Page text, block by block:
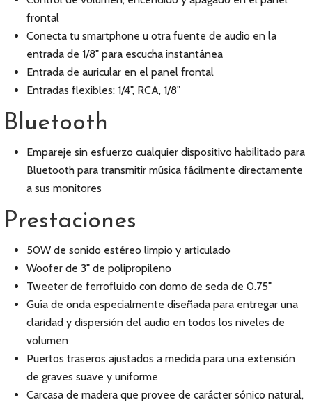
frontal
Conecta tu smartphone u otra fuente de audio en la
entrada de 1/8" para escucha instantánea
Entrada de auricular en el panel frontal
Entradas flexibles: 1/4", RCA, 1/8"
Bluetooth
Empareje sin esfuerzo cualquier dispositivo habilitado para
Bluetooth para transmitir música fácilmente directamente
a sus monitores
Prestaciones
50W de sonido estéreo limpio y articulado
Woofer de 3" de polipropileno
Tweeter de ferrofluido con domo de seda de 0.75"
Guía de onda especialmente diseñada para entregar una
claridad y dispersión del audio en todos los niveles de
volumen
Puertos traseros ajustados a medida para una extensión
de graves suave y uniforme
Carcasa de madera que provee de carácter sónico natural,